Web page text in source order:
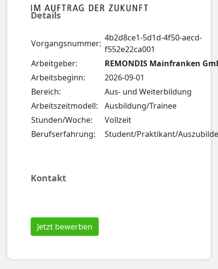
Details
Vorgangsnummer:
4b2d8ce1-5d1d-4f50-aecd-
f552e22ca001
Arbeitgeber:
REMONDIS Mainfranken
Arbeitsbeginn:
2026-09-01
Bereich:
Aus- und Weiterbildung
Arbeitszeitmodell:
Ausbildung/Trainee
Stunden/Woche:
Vollzeit
Berufserfahrung:
Student/Praktikant/
Kontakt
Jetzt bewerben